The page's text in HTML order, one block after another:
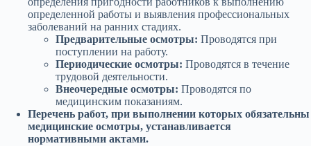
определенной работы и выявления профессиональных
заболеваний на ранних стадиях.
Предварительные осмотры: Проводятся при
поступлении на работу.
Периодические осмотры: Проводятся в течение
трудовой деятельности.
Внеочередные осмотры: Проводятся по
медицинским показаниям.
Перечень работ, при выполнении которых обязательны
медицинские осмотры, устанавливается
нормативными актами.